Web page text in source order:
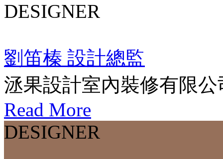
DESIGNER
劉笛榛 設計總監
洆果設計室內裝修有限公
Read More
DESIGNER